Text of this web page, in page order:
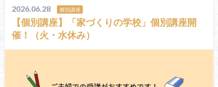
2026.06.28 個別講座
【個別講座】「家づくりの学校」個別講座開
催！（火・水休み）